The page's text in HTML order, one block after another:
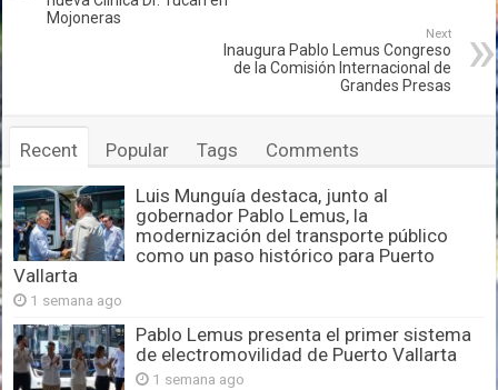
Mojoneras
Next
Inaugura Pablo Lemus Congreso
de la Comisión Internacional de
Grandes Presas
Recent Popular Tags Comments
Luis Munguía destaca, junto al
gobernador Pablo Lemus, la
modernización del transporte público
como un paso histórico para Puerto
Vallarta
1 semana ago
Pablo Lemus presenta el primer sistema
de electromovilidad de Puerto Vallarta
1 semana ago